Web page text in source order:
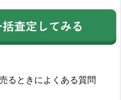
るときによくある質問